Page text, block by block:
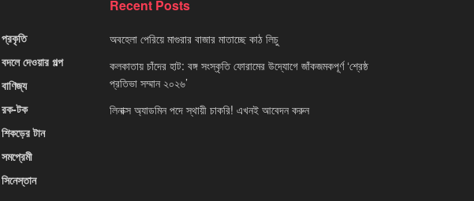
প্রকৃতি
বদলে দেওয়ার গল্প
বাণিজ্য
রক-টক
শিকড়ের টান
সমপ্রেমী
সিনেস্তান
Recent Posts
অবহেলা পেরিয়ে মাগুরার বাজার মাতাচ্ছে কাঠ লিচু
কলকাতায় চাঁদের হাট: বঙ্গ সংস্কৃতি ফোরামের উদ্যোগে জাঁকজমকপূর্ণ ‘শ্রেষ্ঠ
প্রতিভা সম্মান ২০২৬’
লিনাক্স অ্যাডমিন পদে স্থায়ী চাকরি! এখনই আবেদন করুন